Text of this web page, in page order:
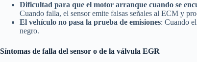
Dificultad para que el motor arranque cuando se
Cuando falla, el sensor emite falsas señales al ECM y
El vehículo no pasa la prueba de emisiones: Cuando
negro.
Síntomas de falla del sensor o de la válvula EGR